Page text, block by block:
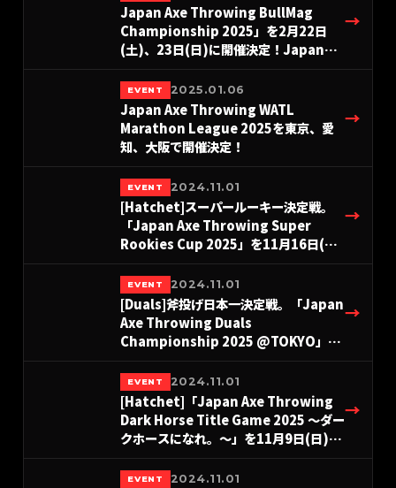
Japan Axe Throwing BullMag
Championship 2025」を2月22日
(土)、23日(日)に開催決定！Japan
Axe Throwing WATL Marathon
League 2025を東京、愛知、大阪で開
催決定！
→
EVENT 2025.01.06
Japan Axe Throwing WATL
Marathon League 2025を東京、愛
知、大阪で開催決定！
→
EVENT 2024.11.01
[Hatchet]スーパールーキー決定戦。
「Japan Axe Throwing Super
Rookies Cup 2025」を11月16日(日)
東京にて開催！#A.LEAGUE2025
→
EVENT 2024.11.01
[Duals]斧投げ日本一決定戦。「Japan
Axe Throwing Duals
Championship 2025 @TOKYO」を
THE AXE THROWING BAR®︎ 浅草店に
て10月26日(日)に開催決定！
#A.LEAGUE2025
→
EVENT 2024.11.01
[Hatchet]「Japan Axe Throwing
Dark Horse Title Game 2025 〜ダー
クホースになれ。〜」を11月9日(日)に
東京＆愛知＆大阪にて開催！
#A.LEAGUE2025
→
EVENT 2024.11.01